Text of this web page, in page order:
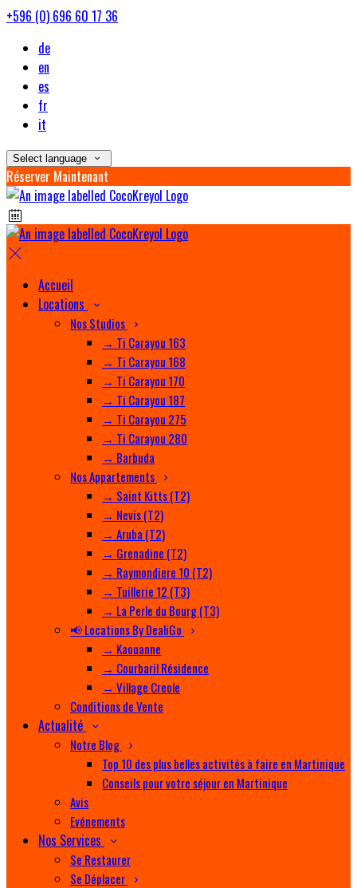
+596 (0) 696 60 17 36
de
en
es
fr
it
Select language
Réserver Maintenant
Accueil
Locations
Nos Studios
→ Ti Carayou 163
→ Ti Carayou 168
→ Ti Carayou 170
→ Ti Carayou 187
→ Ti Carayou 275
→ Ti Carayou 280
→ Barbuda
Nos Appartements
→ Saint Kitts (T2)
→ Nevis (T2)
→ Aruba (T2)
→ Grenadine (T2)
→ Raymondiere 10 (T2)
→ Tuillerie 12 (T3)
→ La Perle du Bourg (T3)
📢 Locations By DealiGo
→ Kaouanne
→ Courbaril Résidence
→ Village Creole
Conditions de Vente
Actualité
Notre Blog
Top 10 des plus belles activités à faire en Martinique
Conseils pour votre séjour en Martinique
Avis
Evénements
Nos Services
Se Restaurer
Se Déplacer